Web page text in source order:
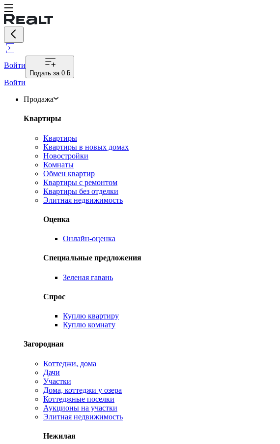
Войти
Подать за 0 ƃ
Войти
Продажа
Квартиры
Квартиры
Квартиры в новых домах
Новостройки
Комнаты
Обмен квартир
Квартиры с ремонтом
Квартиры без отделки
Элитная недвижимость
Оценка
Онлайн-оценка
Специальные предложения
Зеленая гавань
Спрос
Куплю квартиру
Куплю комнату
Загородная
Коттеджи, дома
Дачи
Участки
Дома, коттеджи у озера
Коттеджные поселки
Аукционы на участки
Элитная недвижимость
Нежилая